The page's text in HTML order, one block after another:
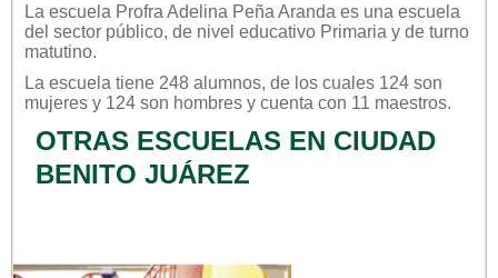
La escuela Profra Adelina Peña Aranda es una escuela
del sector público, de nivel educativo Primaria y de turno
matutino.
La escuela tiene 248 alumnos, de los cuales 124 son
mujeres y 124 son hombres y cuenta con 11 maestros.
OTRAS ESCUELAS EN CIUDAD
BENITO JUÁREZ